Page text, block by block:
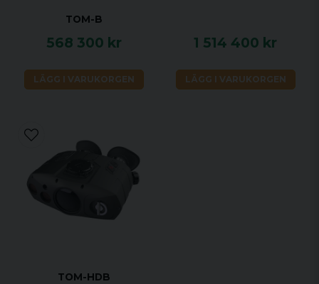
TOM-B
568 300 kr
LÄGG I VARUKORGEN
1 514 400 kr
LÄGG I VARUKORGEN
TOM-HDB